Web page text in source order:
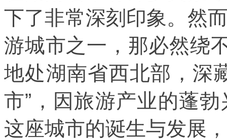
下了非常深刻印象。然
游城市之一，那必然绕
地处湖南省西北部，深
市”，因旅游产业的蓬
这座城市的诞生与发展